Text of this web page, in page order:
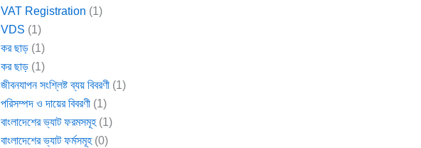
VAT Registration (1)
VDS (1)
কর ছাড় (1)
কর ছাড় (1)
জীবনযাপন সংশ্লিষ্ট ব্যয় বিবরণী (1)
পরিসম্পদ ও দায়ের বিবরণী (1)
বাংলাদেশের ভ্যাট ফরমসমূহ(1)
বাংলাদেশের ভ্যাট ফর্মসমূহ(0)